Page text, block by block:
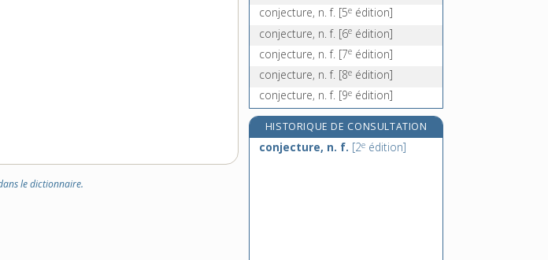
le dictionnaire.
conjecture, n. f. [5e édition]
conjecture, n. f. [6e édition]
conjecture, n. f. [7e édition]
conjecture, n. f. [8e édition]
conjecture, n. f. [9e édition]
HISTORIQUE DE CONSULTATION
conjecture, n. f. [2e édition]